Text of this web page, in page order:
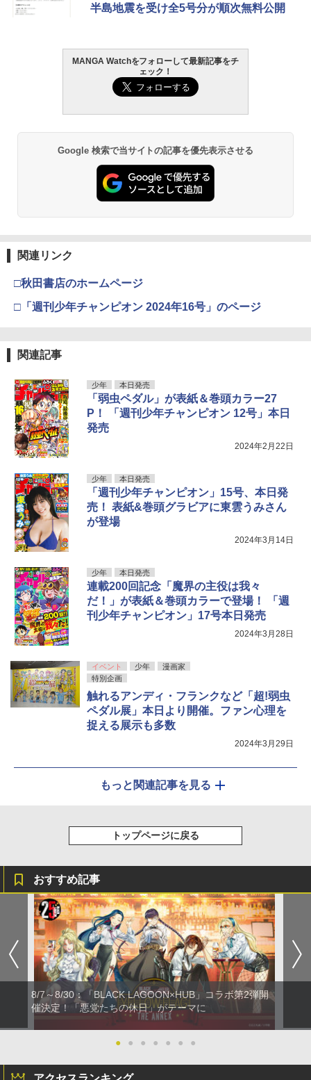
半島地震を受け全5号分が順次無料公開
MANGA Watchをフォローして最新記事をチ
ェック！
Google 検索で当サイトの記事を優先表示させる
関連リンク
□秋田書店のホームページ
□「週刊少年チャンピオン 2024年16号」のページ
関連記事
少年 本日発売
「弱虫ペダル」が表紙＆巻頭カラー27
P！ 「週刊少年チャンピオン 12号」本日
発売
2024年2月22日
少年 本日発売
「週刊少年チャンピオン」15号、本日発
売！ 表紙&巻頭グラビアに東雲うみさん
が登場
2024年3月14日
少年 本日発売
連載200回記念「魔界の主役は我々
だ！」が表紙＆巻頭カラーで登場！ 「週
刊少年チャンピオン」17号本日発売
2024年3月28日
イベント 少年
漫画家
特別企画
触れるアンディ・フランクなど「超!弱虫
ペダル展」本日より開催。ファン心理を
捉える展示も多数
2024年3月29日
もっと関連記事を見る
トップページに戻る
おすすめ記事
8/7～8/30：「BLACK LAGOON×HUB」コラボ第2弾開
催決定！「悪党たちの休日」がテーマに
● ● ● ● ● ● ●